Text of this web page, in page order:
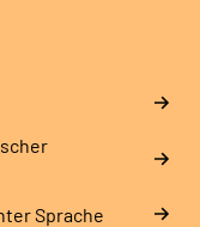
Sprache